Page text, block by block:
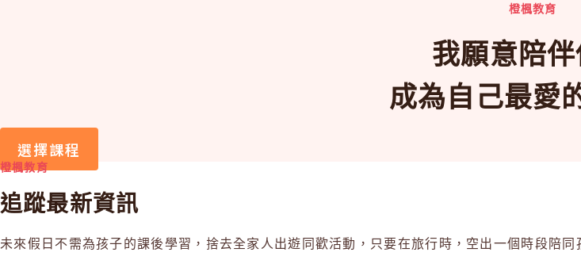
橙楓教育
我願意陪伴
成為自己最愛
選擇課程
橙楓教育
追蹤最新資訊
未來假日不需為孩子的課後學習，捨去全家人出遊同歡活動，只要在旅行時，空出一個時段陪